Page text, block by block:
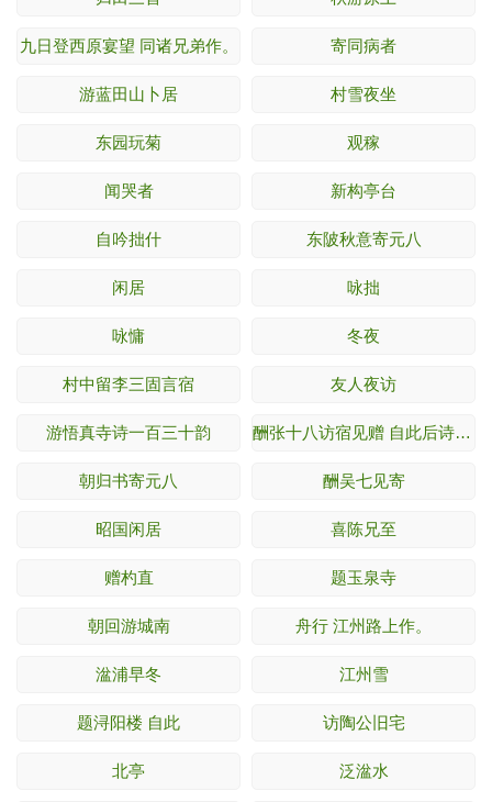
九日登西原宴望 同诸兄弟作。 寄同病者
游蓝田山卜居 村雪夜坐
东园玩菊 观稼
闻哭者 新构亭台
自吟拙什 东陂秋意寄元八
闲居 咏拙
咏慵 冬夜
村中留李三固言宿 友人夜访
游悟真寺诗一百三十韵 酬张十八访宿见赠 自此后诗为赞善大夫时所
朝归书寄元八 酬吴七见寄
昭国闲居 喜陈兄至
赠杓直 题玉泉寺
朝回游城南 舟行 江州路上作。
湓浦早冬 江州雪
题浔阳楼 自此 访陶公旧宅
北亭 泛湓水